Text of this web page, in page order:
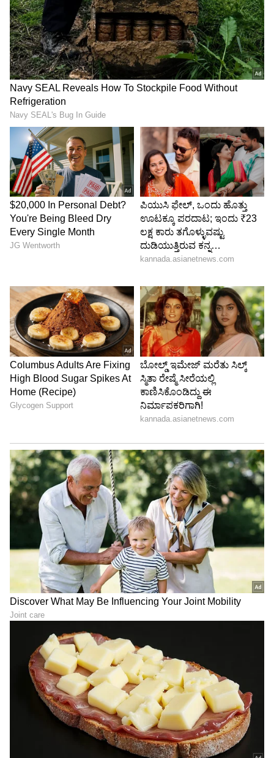
Image Credit :Instagram
ಜೂ. ಮಾಲಾಶ್ರೀ
ಈ ಫೋಟೊಗಳಲ್ಲಿ ನೋಡಿದ್ರೆ ಮಾಲಾಶ್ರೀ ಆರಂಭದಲ್ಲಿ
ಸಿನಿಮಾ ಇಂಡಷ್ಟ್ರಿ ಬಂದಾಗ ಹೇಗಿದ್ರೋ ಹಾಗೇ ಕಾಣಿಸ್ತಿದ್ದಾರೆ
ಆರಾಧನಾ. ಹಾಗಾಗಿಯೇ ಫ್ಯಾನ್ಸ್, ಜೂನಿಯರ್ ಮಾಲಾಶ್ರೀ
ಎಂದು ಕಾಮೆಂಟ್ ಮಾಡಿದ್ದಾರೆ.
5
6
Image Credit :Instagram
ಮಗಳಿಗೆ ಮಾಲಾಶ್ರೀ ಏನಂದ್ರು?
ಫೋಟೊಗಳನ್ನು ನೋಡಿ ಸ್ವತಃ ಮಾಲಾಶ್ರೀ ಕಾಮೆಂಟ್ ಮಾಡಿ
Cutieee expressions, my pretty angel ಎಂದು
ಮುದ್ದಾಗಿ ಪ್ರೀತಿ ತೋರಿಸಿದ್ದಾರೆ. ಇನ್ನು ಶ್ರುತಿ ಪುತ್ರಿ ಗೌರಿ
ಹಾರ್ಟ್ ಇಮೋಜಿ ಕಾಮೆಂಟ್ ಮಾಡಿದ್ದಾರೆ.
Instagram